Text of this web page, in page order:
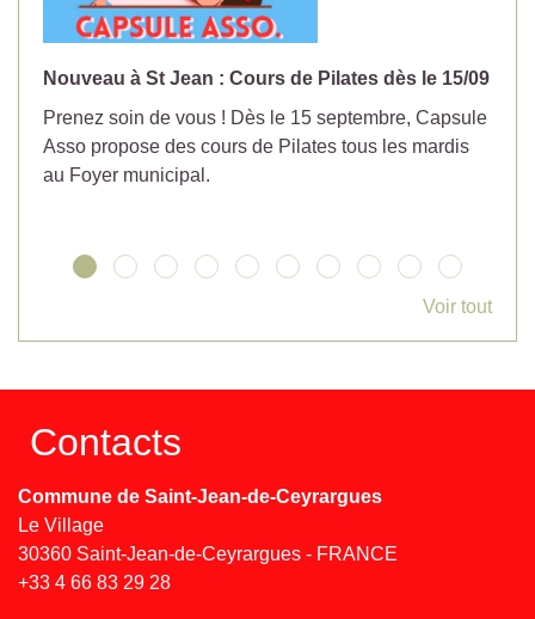
Nouveau à St Jean : Cours de Pilates dès le 15/09
Prenez soin de vous ! Dès le 15 septembre, Capsule
Asso propose des cours de Pilates tous les mardis
au Foyer municipal.
Voir tout
Contacts
Commune de Saint-Jean-de-Ceyrargues
Le Village
30360 Saint-Jean-de-Ceyrargues - FRANCE
+33 4 66 83 29 28